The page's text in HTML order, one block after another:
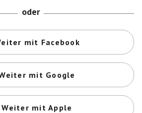
oder
mit Facebook
mit Google
Weiter mit Apple